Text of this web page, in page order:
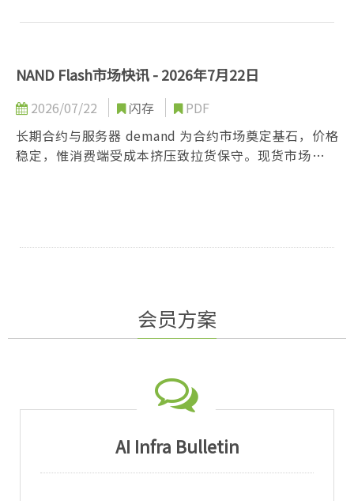
低营运库存，第三季市场将呈现云端强劲与消费端旺季
NAND Flash市场快讯 - 2026年7月22日
2026/07/22 闪存
PDF
长期合约与服务器 demand 为合约市场奠定基石，价格
稳定，惟消费端受成本挤压致拉货保守。现货市场因个
会员方案
AI Infra Bulletin